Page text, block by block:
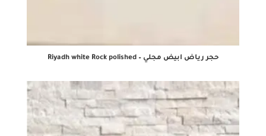
حجر رياض ابيض مجلي – Riyadh white Rock polished